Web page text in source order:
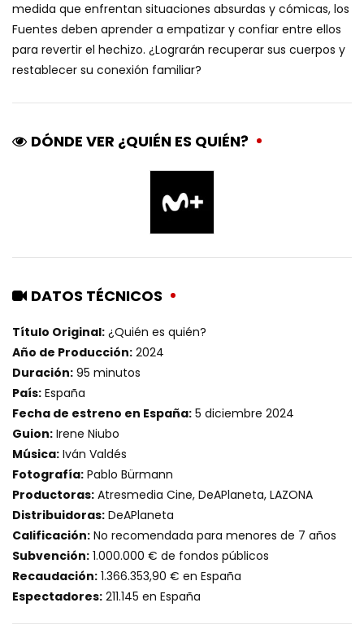
medida que enfrentan situaciones absurdas y cómicas, los
Fuentes deben aprender a empatizar y confiar entre ellos
para revertir el hechizo. ¿Lograrán recuperar sus cuerpos y
restablecer su conexión familiar?
DÓNDE VER ¿QUIÉN ES QUIÉN?
DATOS TÉCNICOS
Título Original: ¿Quién es quién?
Año de Producción: 2024
Duración: 95 minutos
País: España
Fecha de estreno en España: 5 diciembre 2024
Guion: Irene Niubo
Música: Iván Valdés
Fotografía: Pablo Bürmann
Productoras: Atresmedia Cine, DeAPlaneta, LAZONA
Distribuidoras: DeAPlaneta
Calificación: No recomendada para menores de 7 años
Subvención: 1.000.000 € de fondos públicos
Recaudación: 1.366.353,90 € en España
Espectadores: 211.145 en España